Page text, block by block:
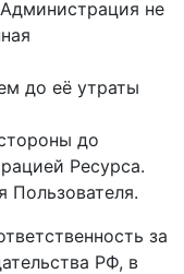
не
до её утраты
до
Ресурса.
Пользователя.
за
РФ, в